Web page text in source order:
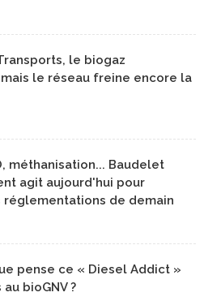
le biogaz
le réseau freine encore la
méthanisation... Baudelet
agit aujourd'hui pour
réglementations de demain
pense ce « Diesel Addict »
bioGNV ?